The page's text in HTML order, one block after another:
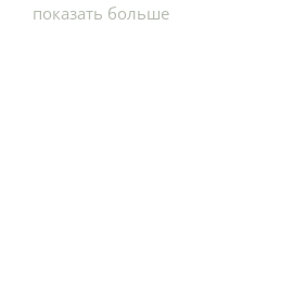
и стекло" до классики.
показать больше